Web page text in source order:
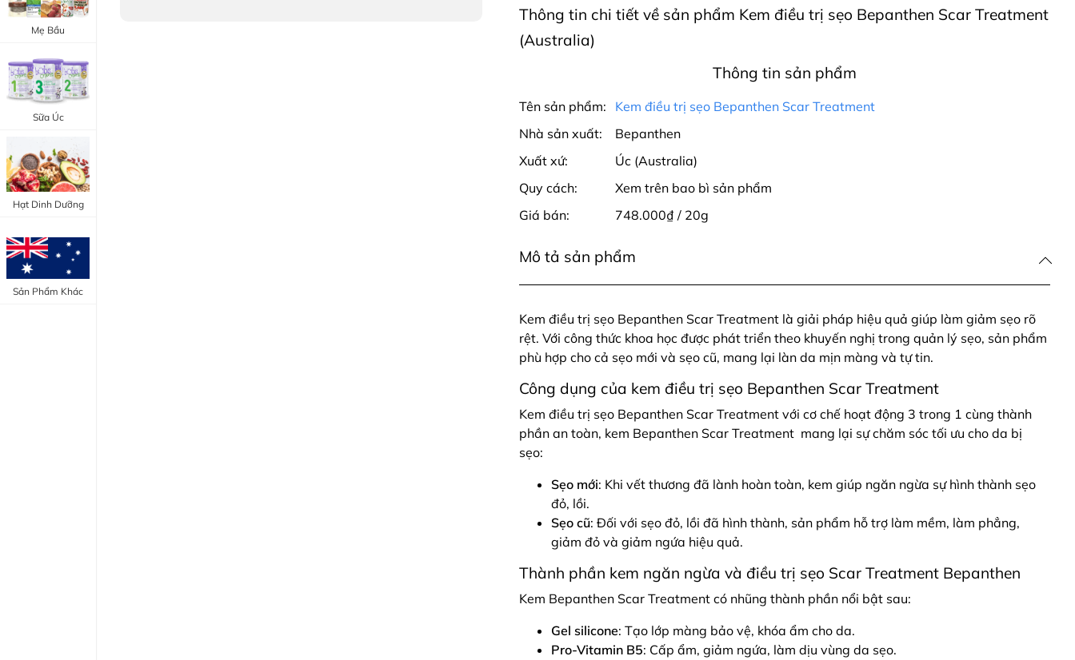
Mẹ Bầu
Sữa Úc
Hạt Dinh Dưỡng
Sản Phẩm Khác
Thông tin chi tiết về sản phẩm Kem điều trị sẹo Bepanthen Scar Treatment
(Australia)
Thông tin sản phẩm
Tên sản phẩm:
Kem điều trị sẹo Bepanthen Scar Treatment
Nhà sản xuất:
Bepanthen
Xuất xứ:
Úc (Australia)
Quy cách:
Xem trên bao bì sản phẩm
Giá bán:
748.000₫ / 20g
Mô tả sản phẩm
Kem điều trị sẹo Bepanthen Scar Treatment là giải pháp hiệu quả giúp làm giảm sẹo rõ
rệt. Với công thức khoa học được phát triển theo khuyến nghị trong quản lý sẹo, sản phẩm
phù hợp cho cả sẹo mới và sẹo cũ, mang lại làn da mịn màng và tự tin.
Công dụng của kem điều trị sẹo Bepanthen Scar Treatment
Kem điều trị sẹo Bepanthen Scar Treatment với cơ chế hoạt động 3 trong 1 cùng thành
phần an toàn, kem Bepanthen Scar Treatment mang lại sự chăm sóc tối ưu cho da bị
sẹo:
Sẹo mới: Khi vết thương đã lành hoàn toàn, kem giúp ngăn ngừa sự hình thành sẹo
đỏ, lồi.
Sẹo cũ: Đối với sẹo đỏ, lồi đã hình thành, sản phẩm hỗ trợ làm mềm, làm phẳng,
giảm đỏ và giảm ngứa hiệu quả.
Thành phần kem ngăn ngừa và điều trị sẹo Scar Treatment Bepanthen
Kem Bepanthen Scar Treatment có nhũng thành phần nổi bật sau:
Gel silicone: Tạo lớp màng bảo vệ, khóa ẩm cho da.
Pro-Vitamin B5: Cấp ẩm, giảm ngứa, làm dịu vùng da sẹo.